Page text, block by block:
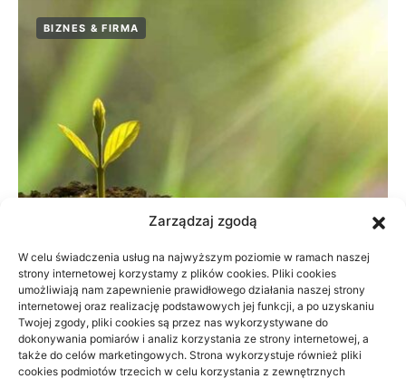
Zarządzaj zgodą
W celu świadczenia usług na najwyższym poziomie w ramach naszej
strony internetowej korzystamy z plików cookies. Pliki cookies
umożliwiają nam zapewnienie prawidłowego działania naszej strony
internetowej oraz realizację podstawowych jej funkcji, a po uzyskaniu
Twojej zgody, pliki cookies są przez nas wykorzystywane do
dokonywania pomiarów i analiz korzystania ze strony internetowej, a
także do celów marketingowych. Strona wykorzystuje również pliki
cookies podmiotów trzecich w celu korzystania z zewnętrznych
BIZNES & FIRMA
Dane do naliczenia wynagrodzeń w
małej firmie
21/06/2026